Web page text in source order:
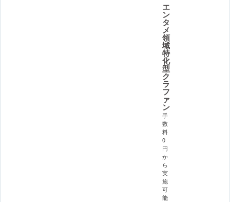
エ
ン
タ
メ
領
域
特
化
型
ク
ラ
フ
ァ
ン
手
数
料
0
円
か
ら
実
施
可
能